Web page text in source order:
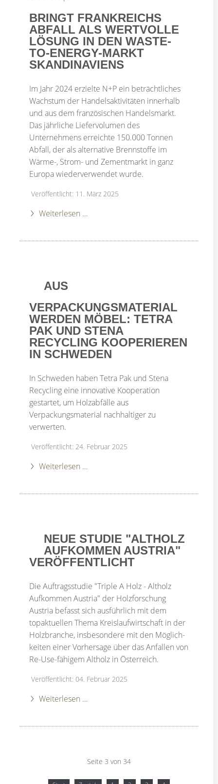
BRINGT FRANKREICHS
ABFALL ALS WERTVOLLE
LÖSUNG IN DEN WASTE-
TO-ENERGY-MARKT
SKANDINAVIENS
Im Jahr 2024 erzielte N+P ein beträchtliches
Wachstum der Handelsaktivitäten innerhalb
und aus dem französischen Handelsmarkt.
Das jährliche Liefervolumen des
Unternehmens erreichte 150.000 Tonnen
Abfall, der als alternative Brennstoffe im
Wärme-, Strom- und Zementmarkt in ganz
Europa wiederverwendet wurde.
Veröffentlicht: 11. März 2025
Weiterlesen …
AUS
VERPACKUNGSMATERIAL
WERDEN MÖBEL: TETRA
PAK UND STENA
RECYCLING KOOPERIEREN
IN SCHWEDEN
In Schweden haben Tetra Pak und Stena
Recycling eine innovative Kooperation
gestartet, um Holzabfälle aus
Verpackungsmaterial nachhaltiger zu
verwerten.
Veröffentlicht: 24. Februar 2025
Weiterlesen …
NEUE STUDIE "ALTHOLZ
AUFKOMMEN AUSTRIA"
VERÖF­FENT­LICHT
Die Auftrags­studie "Triple A Holz - Altholz
Aufkommen Austria" der Holz­for­schung
Austria befasst sich ausführ­lich mit dem
topak­tu­ellen Thema Kreis­lauf­wirt­schaft in der
Holz­branche, insbe­son­dere mit den Möglich­
keiten einer Vorher­sage über das Anfallen von
Re-Use-fähigem Altholz in Öster­reich.
Veröffentlicht: 04. Februar 2025
Weiterlesen …
Seite 3 von 34